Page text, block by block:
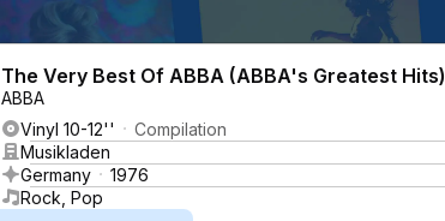
The Very Best Of ABBA (ABBA's Greatest Hits)
ABBA
Vinyl 10-12''
Compilation
Musikladen
Germany
1976
Rock, Pop